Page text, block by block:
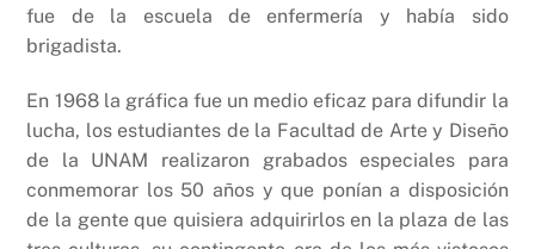
fue de la escuela de enfermería y había sido
brigadista.
En 1968 la gráfica fue un medio eficaz para difundir la
lucha, los estudiantes de la Facultad de Arte y Diseño
de la UNAM realizaron grabados especiales para
conmemorar los 50 años y que ponían a disposición
de la gente que quisiera adquirirlos en la plaza de las